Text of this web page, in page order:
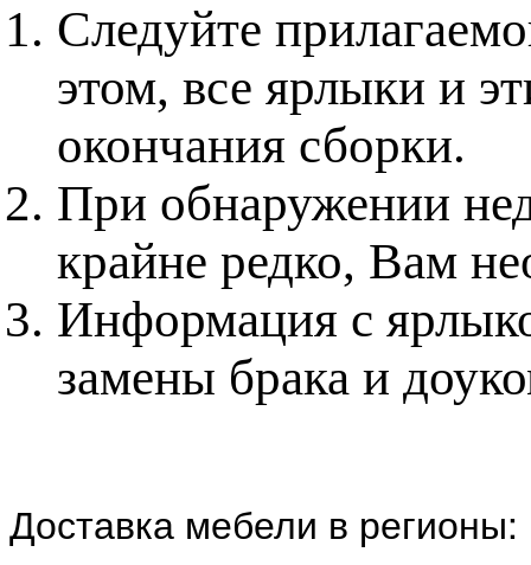
Следуйте
этом, все ярлыки и
окончания сборки.
При обнаружении
крайне редко, Вам
Информация с
замены брака и
Доставка мебели в регионы: